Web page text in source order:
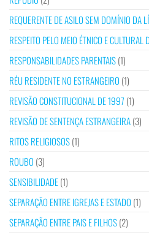
REQUERENTE DE ASILO SEM DOMÍNIO DA
RESPEITO PELO MEIO ÉTNICO E CULTURAL
RESPONSABILIDADES PARENTAIS(1)
RÉU RESIDENTE NO ESTRANGEIRO (1)
REVISÃO CONSTITUCIONAL DE 1997 (1)
REVISÃO DE SENTENÇA ESTRANGEIRA(3)
RITOS RELIGIOSOS(1)
ROUBO (3)
SENSIBILIDADE(1)
SEPARAÇÃO ENTRE IGREJAS E ESTADO (1)
SEPARAÇÃO ENTRE PAIS E FILHOS(2)